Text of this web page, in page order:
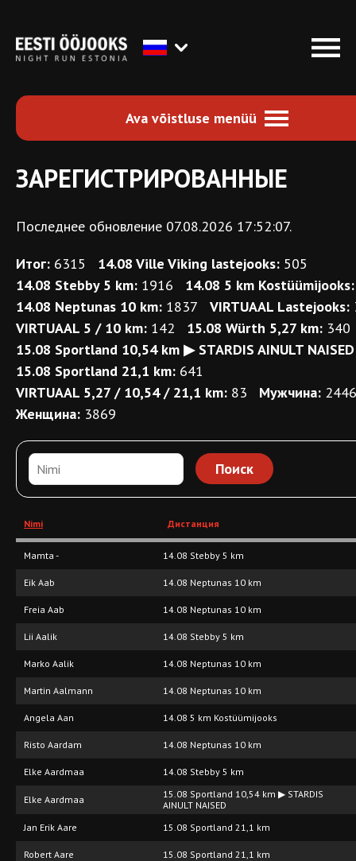
Ava võistluse menüü
ЗАРЕГИСТРИРОВАННЫЕ
Последнее обновление 07.08.2026 17:52:07.
Итог: 6315 14.08 Ville Viking lastejooks: 505
14.08 Stebby 5 km: 1916 14.08 5 km Kostüümijooks:
14.08 Neptunas 10 km: 1837 VIRTUAAL Lastejooks:
VIRTUAAL 5 / 10 km: 142 15.08 Würth 5,27 km: 340
15.08 Sportland 10,54 km ▶ STARDIS AINULT
15.08 Sportland 21,1 km: 641
VIRTUAAL 5,27 / 10,54 / 21,1 km: 83 Мужчина: 2446
Женщина: 3869
Nimi Дистанция
Mamta - 14.08 Stebby 5 km
Eik Aab 14.08 Neptunas 10 km
Freia Aab 14.08 Neptunas 10 km
Lii Aalik 14.08 Stebby 5 km
Marko Aalik 14.08 Neptunas 10 km
Martin Aalmann 14.08 Neptunas 10 km
Angela Aan 14.08 5 km Kostüümijooks
Risto Aardam 14.08 Neptunas 10 km
Elke Aardmaa 14.08 Stebby 5 km
Elke Aardmaa
15.08 Sportland 10,54 km ▶ STARDIS
AINULT NAISED
Jan Erik Aare
15.08 Sportland 21,1 km
Robert Aare 15.08 Sportland 21,1 km